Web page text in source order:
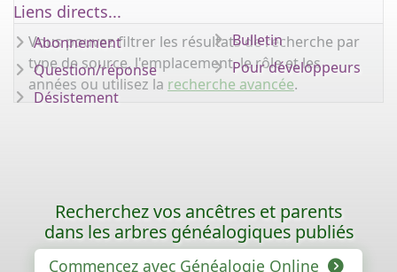
Vous pouvez filtrer les résultats de recherche par
type de source, l'emplacement, le rôle et les
années ou utilisez la recherche avancée.
Liens directs...
Abonnement
Question/réponse
Désistement
Bulletin
Pour développeurs
Recherchez vos ancêtres et parents
dans les arbres généalogiques publiés
Commencez avec Généalogie Online